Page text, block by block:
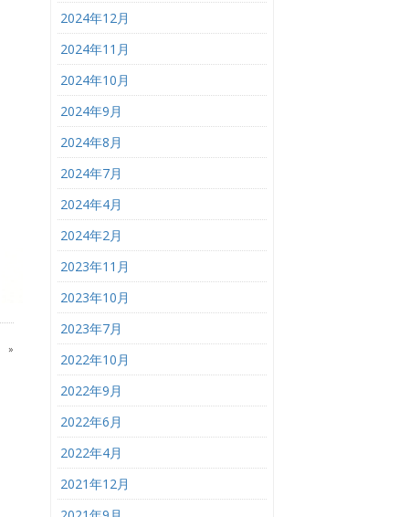
»
2024年12月
2024年11月
2024年10月
2024年9月
2024年8月
2024年7月
2024年4月
2024年2月
2023年11月
2023年10月
2023年7月
2022年10月
2022年9月
2022年6月
2022年4月
2021年12月